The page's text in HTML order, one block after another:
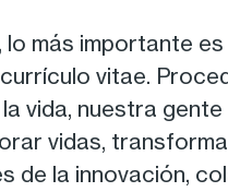
más importante
vitae.
vida, nuestra
vidas,
de la innovación,